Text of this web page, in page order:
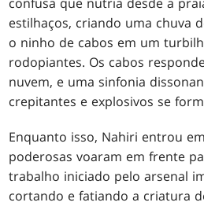
estilhaços, criando uma chuva
o ninho de cabos em um
rodopiantes. Os cabos
nuvem, e uma sinfonia
crepitantes e explosivos se
Enquanto isso, Nahiri entrou
poderosas voaram em frente
trabalho iniciado pelo arsenal
cortando e fatiando a criatura